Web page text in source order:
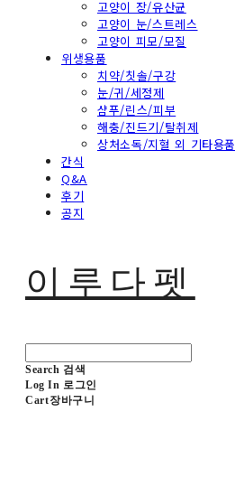
고양이 장/유산균
고양이 눈/스트레스
고양이 피모/모질
위생용품
치약/칫솔/구강
눈/귀/세정제
샴푸/린스/피부
해충/진드기/탈취제
상처소독/지혈 외 기타용품
간식
Q&A
후기
공지
이루다펫
Search 검색
Log In 로그인
Cart장바구니